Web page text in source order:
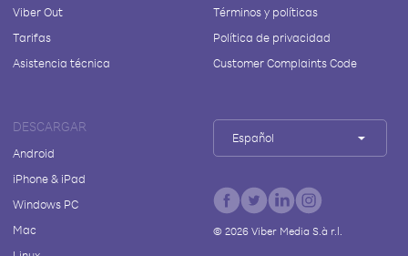
Viber Out
Tarifas
Asistencia técnica
Términos y políticas
Política de privacidad
Customer Complaints Code
DESCARGAR
Android
iPhone & iPad
Windows PC
Mac
Español
© 2026Viber Media S.à r.l.